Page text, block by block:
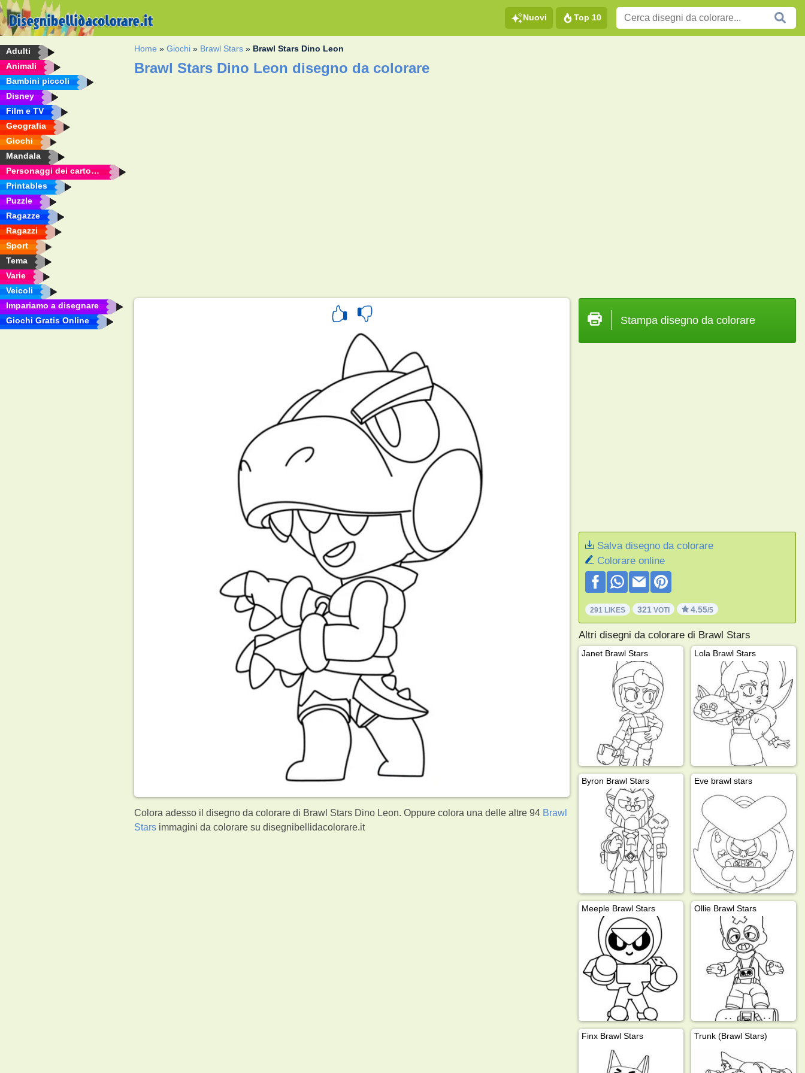
Nuovi Top 10
Adulti
Animali
Bambini piccoli
Disney
Film e TV
Geografia
Giochi
Mandala
Personaggi dei cartoni animati
Printables
Puzzle
Ragazze
Ragazzi
Sport
Tema
Varie
Veicoli
Impariamo a disegnare
Giochi Gratis Online
Home »Giochi » Brawl Stars » Brawl Stars Dino Leon
Brawl Stars Dino Leon disegno da colorare
Colora adesso il disegno da colorare di Brawl Stars Dino Leon. Oppure colora una delle altre 94 Brawl
Stars immagini da colorare su disegnibellidacolorare.it
Stampa disegno da colorare
Salva disegno da colorare
Colorare online
291 LIKES 321 VOTI 4.55/5
Altri disegni da colorare di Brawl Stars
Janet Brawl Stars Lola Brawl Stars
Byron Brawl Stars Eve brawl stars
Meeple Brawl Stars Ollie Brawl Stars
Finx Brawl Stars Trunk (Brawl Stars)